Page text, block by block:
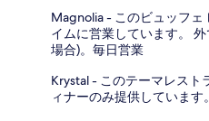
Magnolia - このビュッフェ
イムに営業しています。
場合)。毎日営業
Krystal - このテーマレス
ィナーのみ提供していま